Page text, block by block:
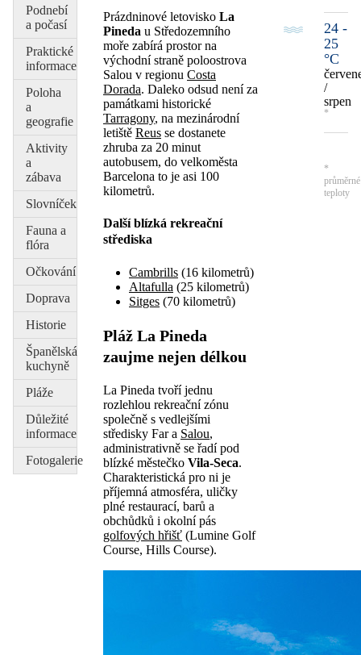
24 -
25
°C
/
srpen
*
*
průměrné
teploty
Prázdninové letovisko La
Pineda u Středozemního
moře zabírá prostor na
východní straně poloostrova
Salou v regionu Costa
Dorada. Daleko odsud není za
památkami historické
Tarragony, na mezinárodní
letiště Reus se dostanete
zhruba za 20 minut
autobusem, do velkoměsta
Barcelona to je asi 100
kilometrů.
Další blízká rekreační
střediska
Cambrills (16 kilometrů)
Altafulla (25 kilometrů)
Sitges (70 kilometrů)
Pláž La Pineda
zaujme nejen délkou
La Pineda tvoří jednu
rozlehlou rekreační zónu
společně s vedlejšími
středisky Far a Salou,
administrativně se řadí pod
blízké městečko Vila-Seca.
Charakteristická pro ni je
příjemná atmosféra, uličky
plné restaurací, barů a
obchůdků i okolní pás
golfových hřišť (Lumine Golf
Course, Hills Course).
Podnebí
a počasí
Praktické
informace
Poloha
a
geografie
Aktivity
a
zábava
Slovníček
Fauna a
flóra
Očkování
Doprava
Historie
Španělská
kuchyně
Pláže
Důležité
informace
Fotogalerie